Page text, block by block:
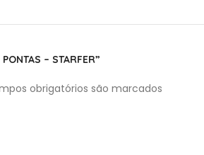
– STARFER”
obrigatórios são marcados